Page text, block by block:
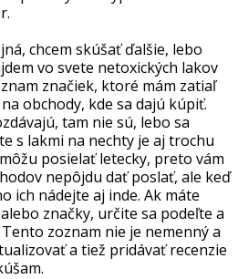
chcem skúšať ďalšie, lebo
vo svete netoxických lakov
značiek, ktoré mám zatiaľ
obchody, kde sa dajú kúpiť.
tam nie sú, lebo sa
s lakmi na nechty je aj trochu
posielať letecky, preto vám
nepôjdu dať poslať, ale keď
ich nádejte aj inde. Ak máte
značky, určite sa podeľte a
zoznam nie je nemenný a
a tiež pridávať recenzie